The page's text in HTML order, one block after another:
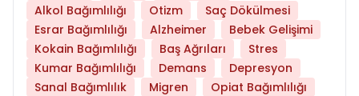
Alkol Bağımlılığı
Otizm
Saç Dökülmesi
Esrar Bağımlılığı
Alzheimer
Bebek Gelişimi
Kokain Bağımlılığı
Baş Ağrıları
Stres
Kumar Bağımlılığı
Demans
Depresyon
Sanal Bağımlılık
Migren
Opiat Bağımlılığı